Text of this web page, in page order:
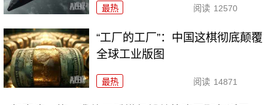
最热 阅读 12570
“工厂的工厂”：中国这棋彻底颠覆
全球工业版图
最热 阅读 14871